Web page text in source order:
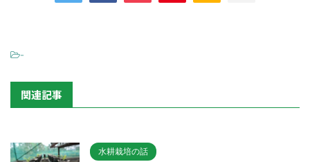
-
関連記事
水耕栽培の話